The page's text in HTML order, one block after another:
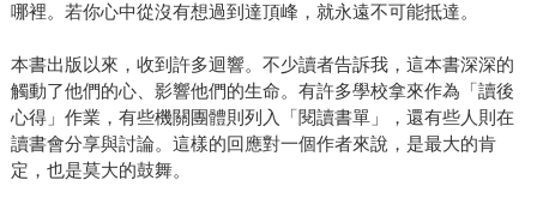
哪裡。若你心中從沒有想過到達頂峰，就永遠不可能抵達。
本書出版以來，收到許多迴響。不少讀者告訴我，這本書深深的
觸動了他們的心、影響他們的生命。有許多學校拿來作為「讀後
心得」作業，有些機關團體則列入「閱讀書單」，還有些人則在
讀書會分享與討論。這樣的回應對一個作者來說，是最大的肯
定，也是莫大的鼓舞。